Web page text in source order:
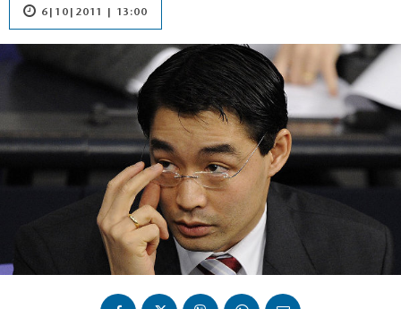
6|10|2011 | 13:00